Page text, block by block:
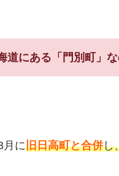
道にある「門別町」な
月に旧日高町と合併し